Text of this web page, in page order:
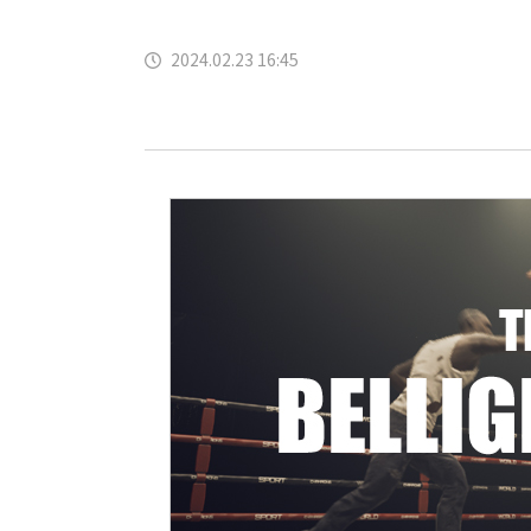
2024.02.23 16:45